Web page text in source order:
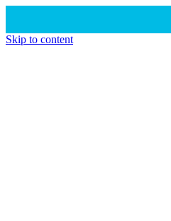
Skip to content